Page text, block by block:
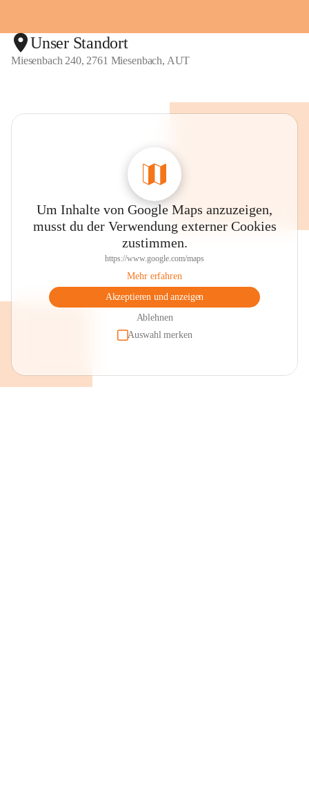
Unser Standort
Miesenbach 240, 2761 Miesenbach, AUT
Um Inhalte von Google Maps anzuzeigen,
musst du der Verwendung externer Cookies
zustimmen.
https://www.google.com/maps
Mehr erfahren
Akzeptieren und anzeigen
Ablehnen
Auswahl merken